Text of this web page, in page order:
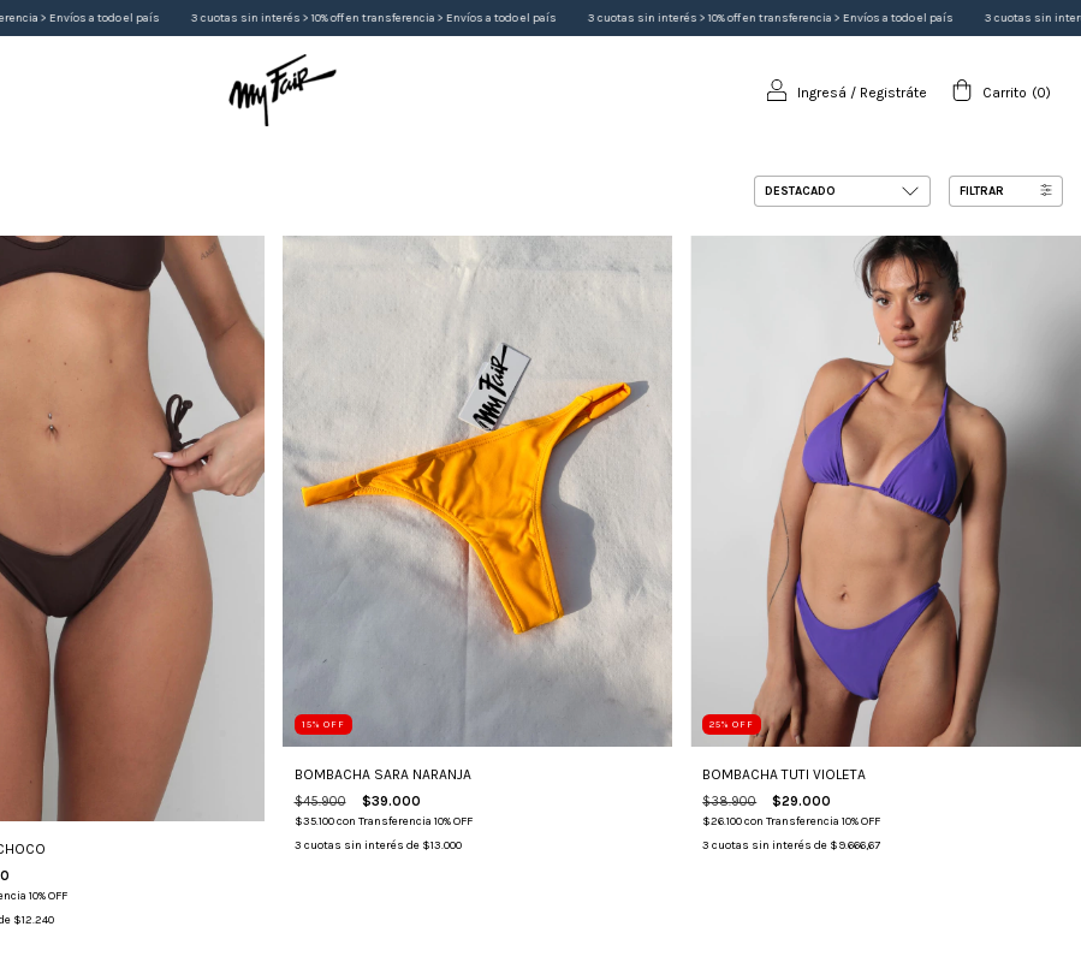
3 cuotas sin interés > 10% off en transferencia > Envíos a todo el país 3 cuotas sin interés > 10% off en transferencia > Envíos a todo el país 3 cuotas sin interés > 10% off en transferencia >
Ingresá / Registráte Carrito (0)
FILTRAR
10% OFF
$12.240
15% OFF
BOMBACHA SARA NARANJA
$45.900 $39.000
$35.100con Transferencia 10% OFF
3 cuotas sin interés de $13.000
25%OFF
BOMBACHA TUTI VIOLETA
$38.900 $29.000
$26.100con Transferencia 10% OFF
3 cuotas sin interés de $9.666,67